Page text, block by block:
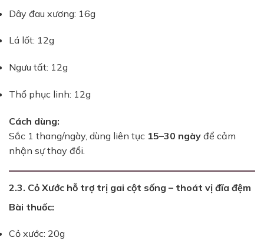
Dây đau xương: 16g
Lá lốt: 12g
Ngưu tất: 12g
Thổ phục linh: 12g
Cách dùng:
Sắc 1 thang/ngày, dùng liên tục 15–30 ngày để cảm
nhận sự thay đổi.
2.3. Cỏ Xước hỗ trợ trị gai cột sống – thoát vị đĩa đệm
Bài thuốc:
Cỏ xước: 20g